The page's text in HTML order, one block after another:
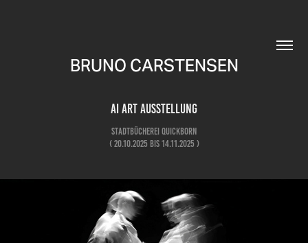
BRUNO CARSTENSEN
AI ART AUSSTELLUNG
Stadtbücherei Quickborn
( 20.10.2025 bis 14.11.2025 )